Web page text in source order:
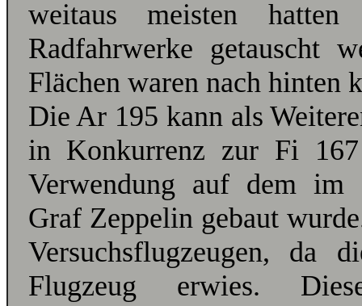
weitaus meisten
Radfahrwerke getauscht
Flächen waren nach hinten
Die Ar 195 kann als
in Konkurrenz zur Fi
Verwendung auf dem im
Graf Zeppelin gebaut
Versuchsflugzeugen, da
Flugzeug erwies.